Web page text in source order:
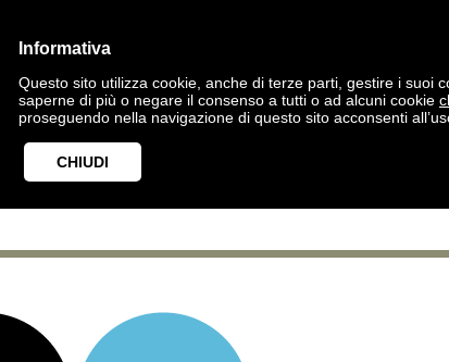
Informativa
Questo sito utilizza cookie, anche di terze parti, gestire i suoi
saperne di più o negare il consenso a tutti o ad alcuni cookie
proseguendo nella navigazione di questo sito acconsenti
CHIUDI